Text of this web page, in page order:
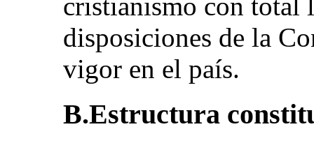
cristianismo con total
disposiciones de la
vigor en el país.
B.Estructura